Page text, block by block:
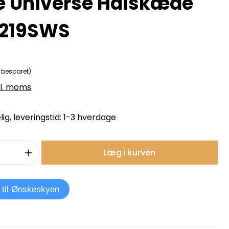
besparet)
moms
leveringstid: 1-3 hverdage
Indtast det ønskede
Læg i kurven
til Ønskeskyen